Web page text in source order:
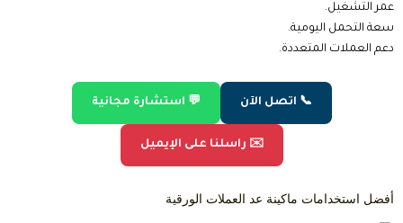
عمر التشغيل.
سعة التحمل اليومية.
دعم العملات المتعددة.
📞 اتصل الآن 💬 استشارة مجانية
✉️ راسلنا على الإيميل
أفضل استخدامات ماكينة عد العملات الورقية